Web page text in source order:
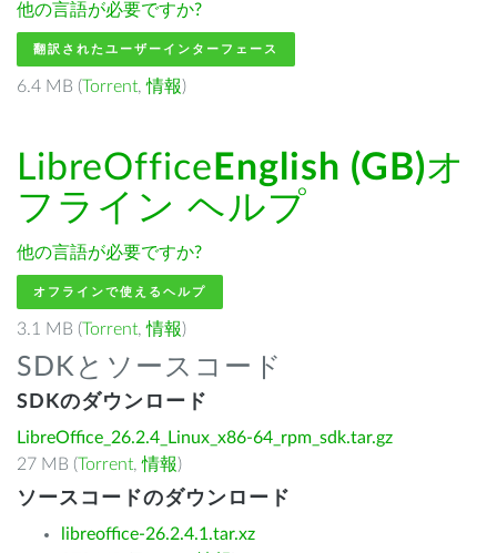
他の言語が必要ですか?
翻訳されたユーザーインターフェース
6.4 MB (Torrent,情報)
LibreOffice English (GB)オ
フライン ヘルプ
他の言語が必要ですか?
オフラインで使えるヘルプ
3.1 MB (Torrent,情報)
SDKとソースコード
SDKのダウンロード
LibreOffice_26.2.4_Linux_x86-64_rpm_sdk.tar.gz
27 MB (Torrent,情報)
ソースコードのダウンロード
libreoffice-26.2.4.1.tar.xz